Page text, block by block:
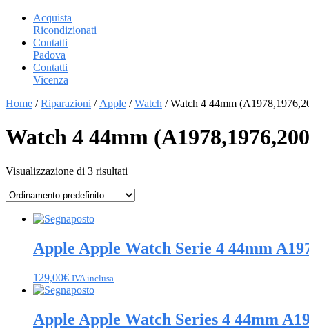
contenutoAcquista
Ricondizionati
Contatti
Padova
Contatti
Vicenza
Home /Riparazioni / Apple /Watch / Watch 4 44mm
Watch 4 44mm
Visualizzazione di 3 risultati
Apple Apple Watch Serie 4 44mm
129,00€ IVA inclusa
Apple Apple Watch Series 4 44mm